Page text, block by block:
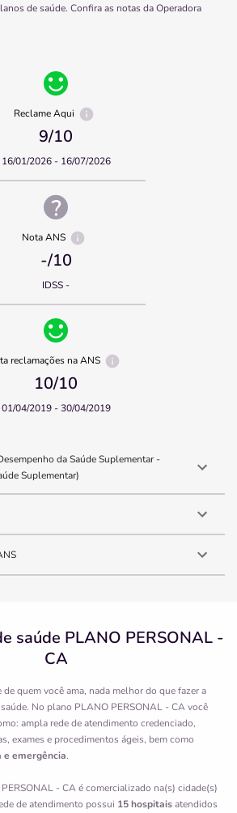
de saúde. Confira as notas da Operadora
Reclame Aqui
9/10
16/01/2026 - 16/07/2026
Nota ANS
-/10
IDSS -
reclamações na ANS
10/10
01/04/2019 - 30/04/2019
da Saúde Suplementar -
Suplementar)
saúde PLANO PERSONAL -
CA
de quem você ama, nada melhor do que fazer a
No plano PLANO PERSONAL - CA você
ampla rede de atendimento credenciado,
exames e procedimentos ágeis, bem como
emergência.
- CA é comercializado na(s) cidade(s)
de atendimento possui 15 hospitaisatendidos